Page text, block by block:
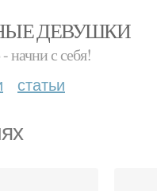
ДЕВУШКИ
начни с себя!
статьи